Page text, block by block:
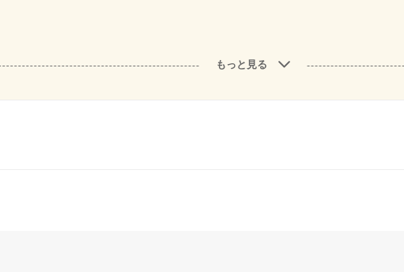
もっと見る